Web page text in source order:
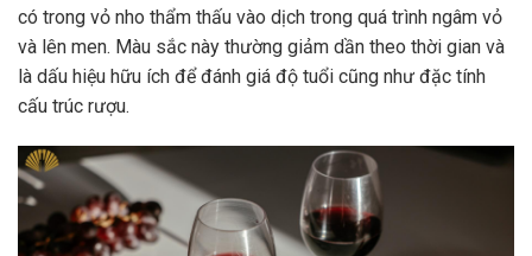
có trong vỏ nho thẩm thấu vào dịch trong quá trình ngâm vỏ
và lên men. Màu sắc này thường giảm dần theo thời gian và
là dấu hiệu hữu ích để đánh giá độ tuổi cũng như đặc tính
cấu trúc rượu.